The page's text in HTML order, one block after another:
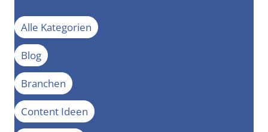
Alle Kategorien
Blog
Branchen
Content Ideen